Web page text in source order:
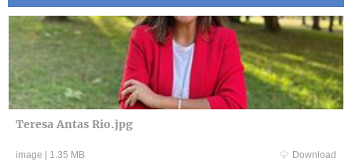
Teresa Antas Rio.jpg
image 1.35 MB Download